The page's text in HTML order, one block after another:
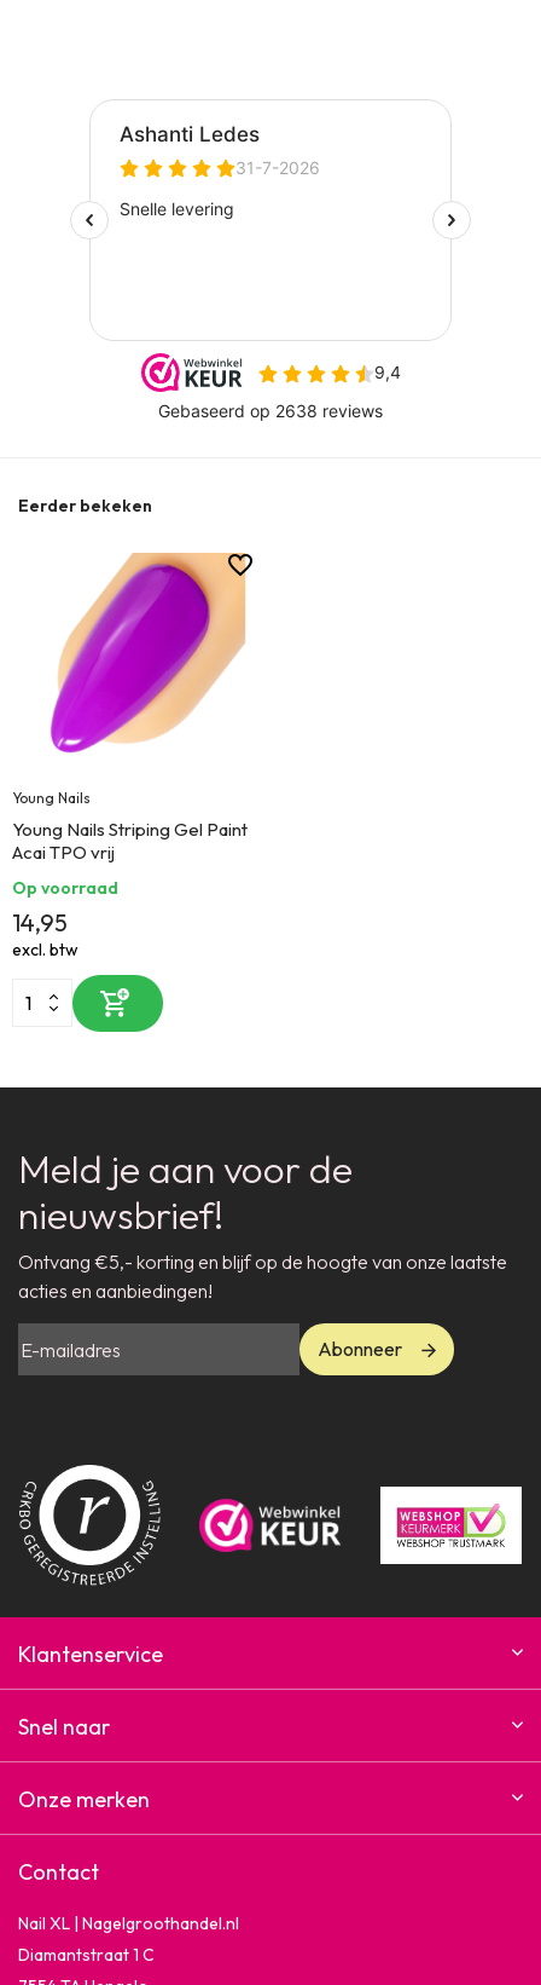
Eerder bekeken
Young Nails
Young Nails Striping Gel Paint
Acai TPO vrij
Op voorraad
14,95
excl. btw
Meld je aan voor de
nieuwsbrief!
Ontvang €5,- korting en blijf op de hoogte van onze laatste
acties en aanbiedingen!
Abonneer
Klantenservice
Snel naar
Onze merken
Contact
Nail XL | Nagelgroothandel.nl
Diamantstraat 1 C